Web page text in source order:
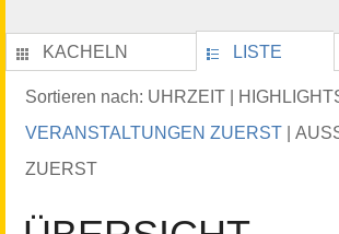
KACHELN LISTE
Sortieren nach: UHRZEIT
VERANSTALTUNGEN ZUERST
ZUERST